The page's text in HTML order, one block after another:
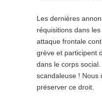
Les dernières
réquisitions dans
attaque frontale
grève et participent
dans le corps
scandaleuse ! Nous
préserver ce droit.